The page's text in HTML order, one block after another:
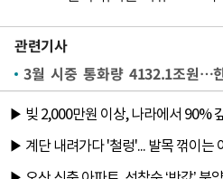
관련기사
3월 시중 통화량 4132.1조원…